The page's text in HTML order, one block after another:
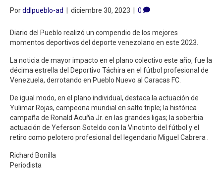
Porddlpueblo-ad diciembre 30, 2023 0
Diario del Pueblo realizó un compendio de los mejores
momentos deportivos del deporte venezolano en este 2023.
La noticia de mayor impacto en el plano colectivo este año, fue la
décima estrella del Deportivo Táchira en el fútbol profesional de
Venezuela, derrotando en Pueblo Nuevo al Caracas FC.
De igual modo, en el plano individual, destaca la actuación de
Yulimar Rojas, campeona mundial en salto triple; la histórica
campaña de Ronald Acuña Jr. en las grandes ligas; la soberbia
actuación de Yeferson Soteldo con la Vinotinto del fútbol y el
retiro como pelotero profesional del legendario Miguel Cabrera .
Richard Bonilla
Periodista